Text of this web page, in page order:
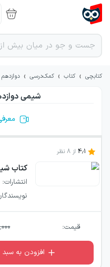
کتابچی › کتاب › کمک‌درسی › دوازدهم
شیمی
4.1 از8 نظر
کتاب
انتشارات:
قیمت:
افزودن به سبد